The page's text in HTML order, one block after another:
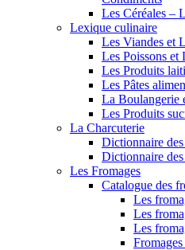
Les Céréales –
Lexique culinaire
Les Viandes et
Les Poissons et
Les Produits
Les Pâtes
La Boulangerie
Les Produits
La Charcuterie
Dictionnaire
Dictionnaire des
Les Fromages
Catalogue des
Les
Les
Les